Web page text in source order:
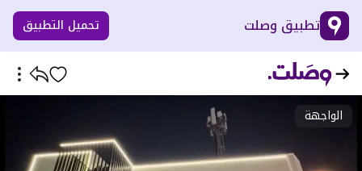
تطبيق وصلت تحميل التطبيق
الواجهة